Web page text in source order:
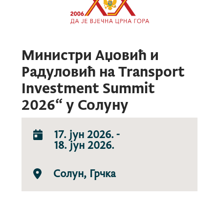
Министри Аџовић и
Радуловић на Transport
Investment Summit
2026“ у Солуну
17. јун 2026. -
18. јун 2026.
Солун, Грчка